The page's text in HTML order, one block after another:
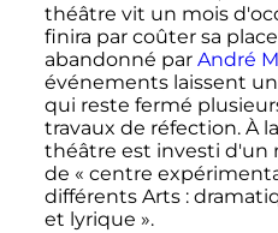
théâtre vit un mois
finira par coûter sa
abandonné par André
événements laissent
qui reste fermé
travaux de réfection. À
théâtre est investi d'un
de « centre
différents Arts :
et lyrique ».